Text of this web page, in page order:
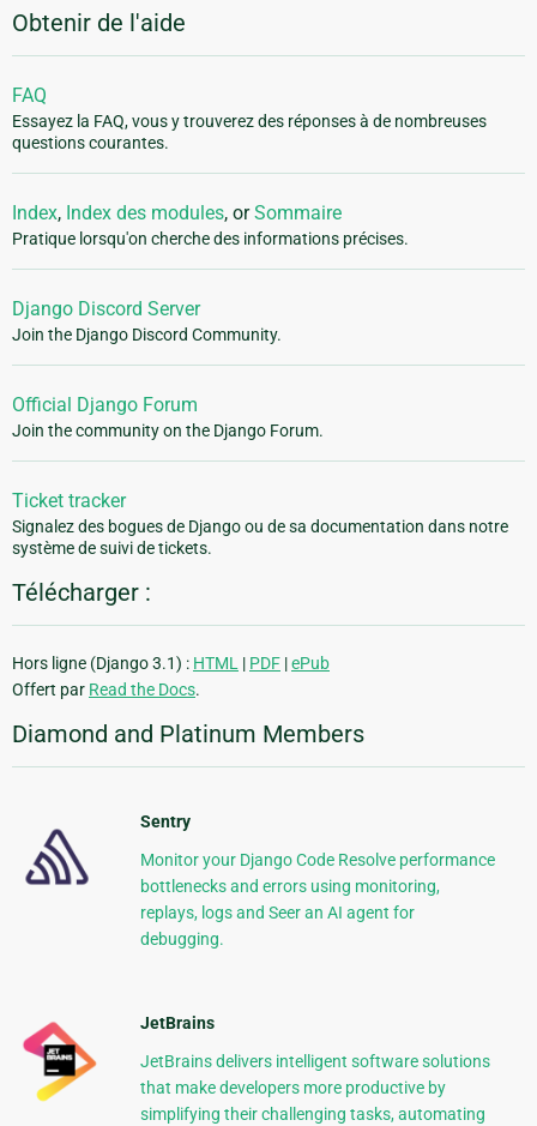
Obtenir de l'aide
FAQ
Essayez la FAQ, vous y trouverez des réponses à de nombreuses
questions courantes.
Index, Index des modules, orSommaire
Pratique lorsqu'on cherche des informations précises.
Django Discord Server
Join the Django Discord Community.
Official Django Forum
Join the community on the Django Forum.
Ticket tracker
Signalez des bogues de Django ou de sa documentation dans notre
système de suivi de tickets.
Télécharger :
Hors ligne (Django 3.1) : HTML | PDF |ePub
Offert par Read the Docs.
Diamond and Platinum Members
Sentry
Monitor your Django Code Resolve performance
bottlenecks and errors using monitoring,
replays, logs and Seer an AI agent for
debugging.
JetBrains
JetBrains delivers intelligent software solutions
that make developers more productive by
simplifying their challenging tasks, automating